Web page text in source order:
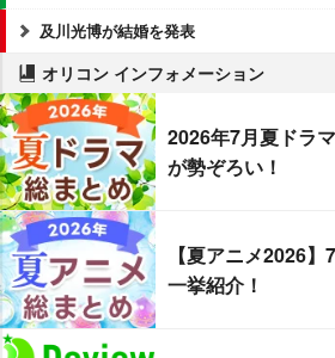
及川光博が結婚を発表
オリコン インフォメーション
2026年7月夏ドラ
が勢ぞろい！
【夏アニメ2026
一挙紹介！